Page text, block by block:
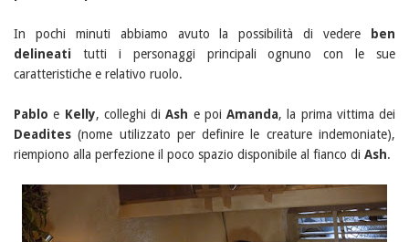
In pochi minuti abbiamo avuto la possibilità di vedere
ben
delineati tutti i personaggi principali ognuno con le sue
caratteristiche e relativo ruolo.
Pablo e Kelly, colleghi diAsh e poi Amanda, la prima vittima dei
Deadites (nome utilizzato per definire le creature indemoniate),
riempiono alla perfezione il poco spazio disponibile al fianco di Ash.